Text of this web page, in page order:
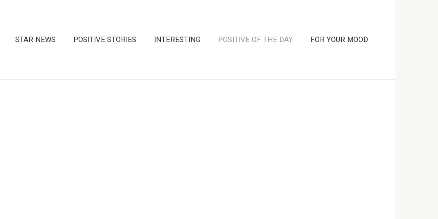
STAR NEWS POSITIVE STORIES INTERESTING POSITIVE OF THE DAY FOR YOUR MOOD